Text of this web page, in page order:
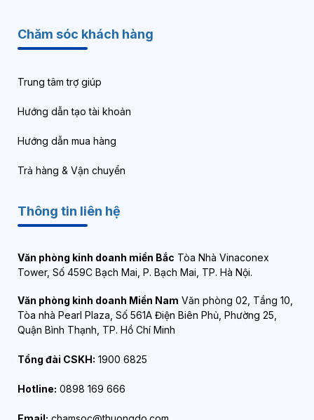
Chăm sóc khách hàng
Trung tâm trợ giúp
Hướng dẫn tạo tài khoản
Hướng dẫn mua hàng
Trả hàng & Vận chuyển
Thông tin liên hệ
Văn phòng kinh doanh miền Bắc Tòa Nhà Vinaconex
Tower, Số 459C Bạch Mai, P. Bạch Mai, TP. Hà Nội.
Văn phòng kinh doanh Miền Nam Văn phòng 02, Tầng 10,
Tòa nhà Pearl Plaza, Số 561A Điện Biên Phủ, Phường 25,
Quận Bình Thạnh, TP. Hồ Chí Minh
Tổng đài CSKH: 1900 6825
Hotline: 0898 169 666